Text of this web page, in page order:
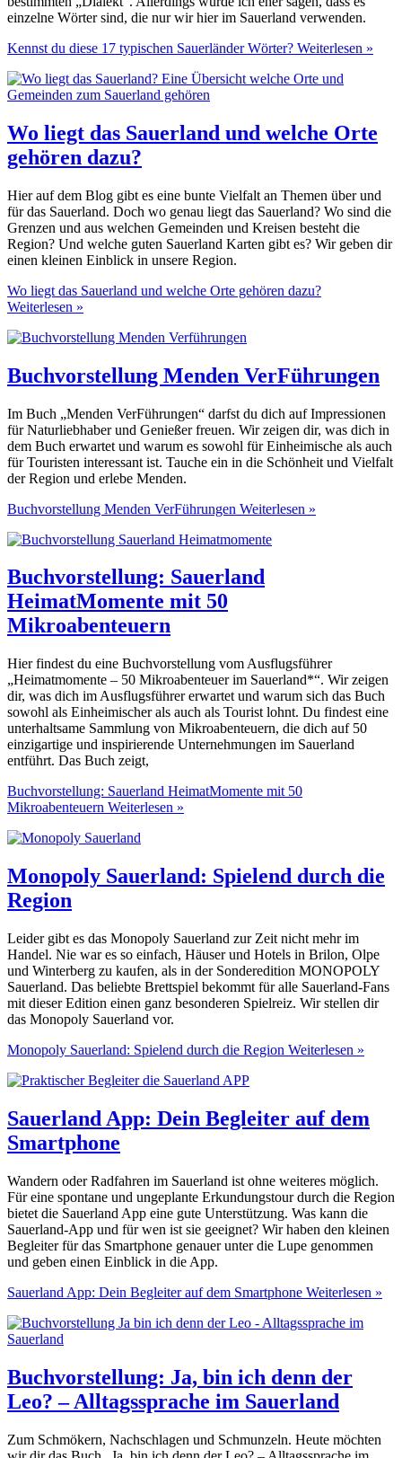
einzelne Wörter sind, die nur wir hier im Sauerland verwenden.
Kennst du diese 17 typischen Sauerländer Wörter? Weiterlesen »
Wo liegt das Sauerland und welche Orte
gehören dazu?
Hier auf dem Blog gibt es eine bunte Vielfalt an Themen über und
für das Sauerland. Doch wo genau liegt das Sauerland? Wo sind die
Grenzen und aus welchen Gemeinden und Kreisen besteht die
Region? Und welche guten Sauerland Karten gibt es? Wir geben dir
einen kleinen Einblick in unsere Region.
Wo liegt das Sauerland und welche Orte gehören dazu?
Weiterlesen »
Buchvorstellung Menden VerFührungen
Im Buch „Menden VerFührungen“ darfst du dich auf Impressionen
für Naturliebhaber und Genießer freuen. Wir zeigen dir, was dich in
dem Buch erwartet und warum es sowohl für Einheimische als auch
für Touristen interessant ist. Tauche ein in die Schönheit und Vielfalt
der Region und erlebe Menden.
Buchvorstellung Menden VerFührungen Weiterlesen »
Buchvorstellung: Sauerland
HeimatMomente mit 50
Mikroabenteuern
Hier findest du eine Buchvorstellung vom Ausflugsführer
„Heimatmomente – 50 Mikroabenteuer im Sauerland*“. Wir zeigen
dir, was dich im Ausflugsführer erwartet und warum sich das Buch
sowohl als Einheimischer als auch als Tourist lohnt. Du findest eine
unterhaltsame Sammlung von Mikroabenteuern, die dich auf 50
einzigartige und inspirierende Unternehmungen im Sauerland
entführt. Das Buch zeigt,
Buchvorstellung: Sauerland HeimatMomente mit 50
Mikroabenteuern Weiterlesen »
Monopoly Sauerland: Spielend durch die
Region
Leider gibt es das Monopoly Sauerland zur Zeit nicht mehr im
Handel. Nie war es so einfach, Häuser und Hotels in Brilon, Olpe
und Winterberg zu kaufen, als in der Sonderedition MONOPOLY
Sauerland. Das beliebte Brettspiel bekommt für alle Sauerland-Fans
mit dieser Edition einen ganz besonderen Spielreiz. Wir stellen dir
das Monopoly Sauerland vor.
Monopoly Sauerland: Spielend durch die Region Weiterlesen »
Sauerland App: Dein Begleiter auf dem
Smartphone
Wandern oder Radfahren im Sauerland ist ohne weiteres möglich.
Für eine spontane und ungeplante Erkundungstour durch die Region
bietet die Sauerland App eine gute Unterstützung. Was kann die
Sauerland-App und für wen ist sie geeignet? Wir haben den kleinen
Begleiter für das Smartphone genauer unter die Lupe genommen
und geben einen Einblick in die App.
Sauerland App: Dein Begleiter auf dem Smartphone Weiterlesen »
Buchvorstellung: Ja, bin ich denn der
Leo? – Alltagssprache im Sauerland
Zum Schmökern, Nachschlagen und Schmunzeln. Heute möchten